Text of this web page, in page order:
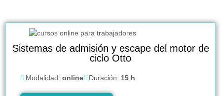
Sistemas de admisión y escape del motor de
ciclo Otto
Modalidad: online Duración: 15 h